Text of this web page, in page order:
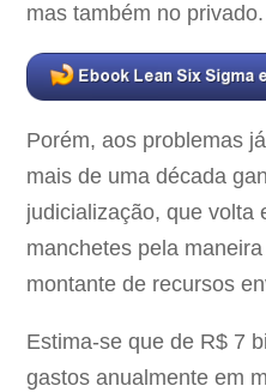
mas também no privado.
Porém, aos problemas
mais de uma década
judicialização, que volta
manchetes pela
montante de recursos
Estima-se que de R$ 7
gastos anualmente em